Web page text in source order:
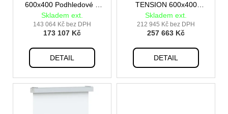
600x400 Podhledové +
rám pro vestavbu
Skladem ext.
143 064 Kč bez DPH
173 107 Kč
DETAIL
TENSION 600x400
Podhledové + rám pro
vestavbu
Skladem ext.
212 945 Kč bez DPH
257 663 Kč
DETAIL